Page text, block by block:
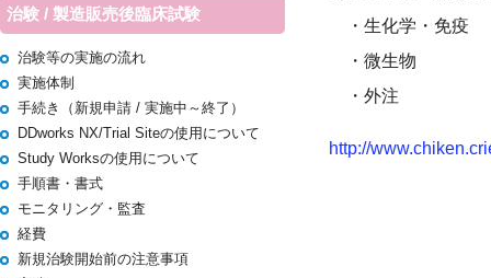
治験 / 製造販売後臨床試験
治験等の実施の流れ
実施体制
手続き（新規申請 / 実施中～終了）
DDworks NX/Trial Siteの使用について
Study Worksの使用について
手順書・書式
モニタリング・監査
経費
新規治験開始前の注意事項
・生化学・免疫
・微生物
・外注
http://